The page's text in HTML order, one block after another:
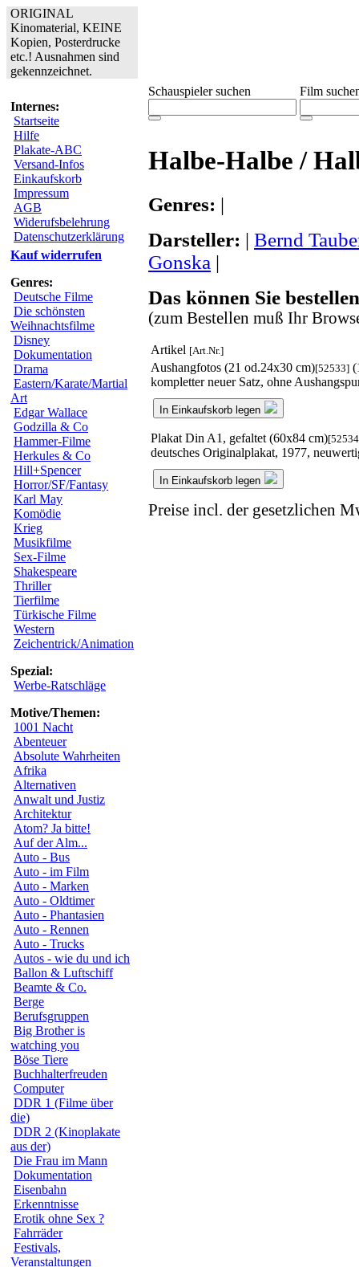
ORIGINAL
Kinomaterial, KEINE
Kopien, Posterdrucke
etc.! Ausnahmen sind
gekennzeichnet.
Internes:
Startseite
Hilfe
Plakate-ABC
Versand-Infos
Einkaufskorb
Impressum
AGB
Widerufsbelehrung
Datenschutzerklärung
Kauf widerrufen
Genres:
Deutsche Filme
Die schönsten
Weihnachtsfilme
Disney
Dokumentation
Drama
Eastern/Karate/Martial
Art
Edgar Wallace
Godzilla & Co
Hammer-Filme
Herkules & Co
Hill+Spencer
Horror/SF/Fantasy
Karl May
Komödie
Krieg
Musikfilme
Sex-Filme
Shakespeare
Thriller
Tierfilme
Türkische Filme
Western
Zeichentrick/Animation
Spezial:
Werbe-Ratschläge
Motive/Themen:
1001 Nacht
Abenteuer
Absolute Wahrheiten
Afrika
Alternativen
Anwalt und Justiz
Architektur
Atom? Ja bitte!
Auf der Alm...
Auto - Bus
Auto - im Film
Auto - Marken
Auto - Oldtimer
Auto - Phantasien
Auto - Rennen
Auto - Trucks
Autos - wie du und ich
Ballon & Luftschiff
Beamte & Co.
Berge
Berufsgruppen
Big Brother is
watching you
Böse Tiere
Buchhalterfreuden
Computer
DDR 1 (Filme über
die)
DDR 2 (Kinoplakate
aus der)
Die Frau im Mann
Dokumentation
Eisenbahn
Erkenntnisse
Erotik ohne Sex ?
Fahrräder
Festivals,
Veranstaltungen
Schauspieler suchen Film
Halbe-Halbe /
Genres: |
Darsteller: | Bernd
Gonska |
Das können Sie
(zum Bestellen muß Ihr
Artikel [Art.Nr.]
Aushangfotos (21 od.24x30 cm)[52533]
kompletter neuer Satz, ohne
In Einkaufskorb legen
Plakat Din A1, gefaltet (60x84 cm)
deutsches Originalplakat, 1977,
In Einkaufskorb legen
Preise incl. der gesetzlichen